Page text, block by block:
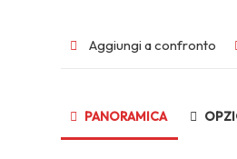
Aggiungi a confronto
PANORAMICA